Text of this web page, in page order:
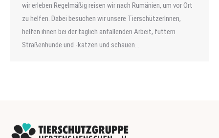
wir erleben Regelmäßig reisen wir nach Rumänien, um vor Ort
zu helfen. Dabei besuchen wir unsere TierschützerInnen,
helfen ihnen bei der täglich anfallenden Arbeit, füttern
Straßenhunde und -katzen und schauen…